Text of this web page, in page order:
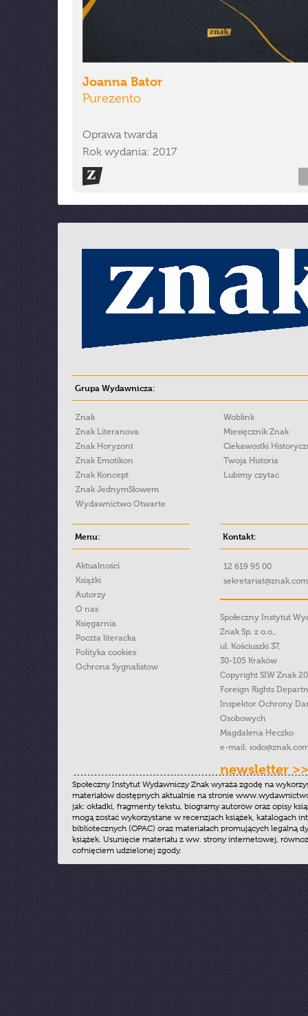
Joanna Bator
Purezento
Oprawa twarda
Rok wydania: 2017
Grupa Wydawnicza:
Znak
Znak Literanova
Znak Horyzont
Znak Emotikon
Znak Koncept
Znak JednymSłowem
Wydawnictwo Otwarte
Woblink
Miesięcznik Znak
Ciekawostki
Twoja Historia
Lubimy czytać
Menu:
Aktualności
Książki
Autorzy
O nas
Księgarnia
Poczta literacka
Polityka cookies
Ochrona Sygnalistow
Kontakt:
12 619 95 00
Społeczny Instytut
Znak Sp. z o.o.,
ul. Kościuszki 37,
30-105 Kraków
Copyright SIW Znak
Foreign Rights
Inspektor Ochrony
Osobowych
Magdalena Heczko
e-mail:
newsletter >>
Społeczny Instytut Wydawniczy Znak wyraża zgodę na
materiałów dostępnych aktualnie na stronie
jak: okładki, fragmenty tekstu, biogramy autorów oraz opisy
mogą zostać wykorzystane w recenzjach książek, katalogach
bibliotecznych (OPAC) oraz materiałach promujących legalną
książek. Usunięcie materiału z ww. strony internetowej,
cofnięciem udzielonej zgody.